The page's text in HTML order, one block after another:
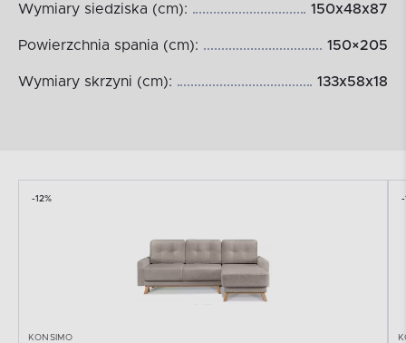
Wymiary siedziska (cm): 150x48x87
Powierzchnia spania (cm): 150×205
Wymiary skrzyni (cm): 133x58x18
-12%
KONSIMO
-